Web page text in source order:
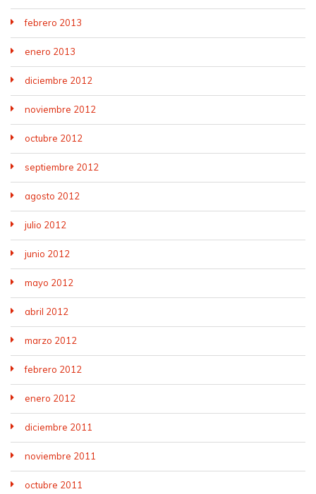
febrero 2013
enero 2013
diciembre 2012
noviembre 2012
octubre 2012
septiembre 2012
agosto 2012
julio 2012
junio 2012
mayo 2012
abril 2012
marzo 2012
febrero 2012
enero 2012
diciembre 2011
noviembre 2011
octubre 2011